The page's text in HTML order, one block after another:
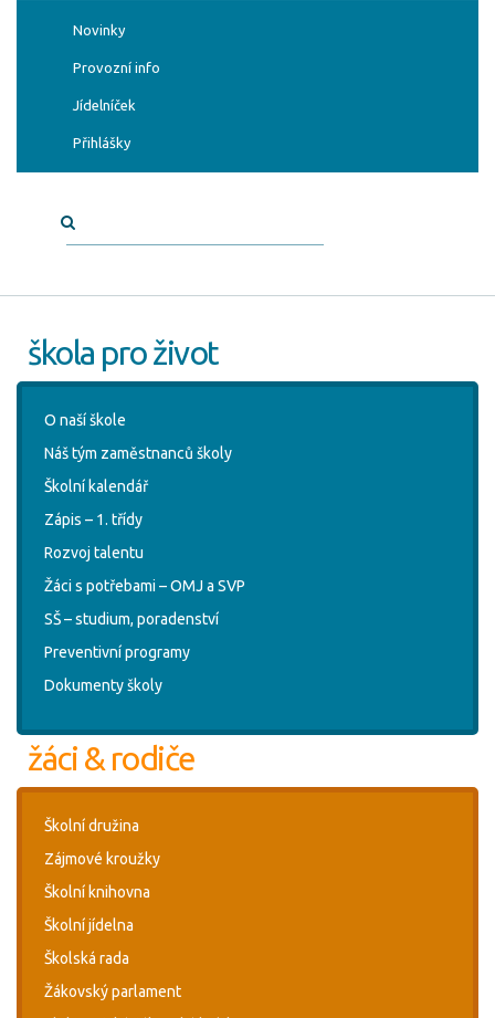
Novinky
Provozní info
Jídelníček
Přihlášky
škola pro život
O naší škole
Náš tým zaměstnanců školy
Školní kalendář
Zápis – 1. třídy
Rozvoj talentu
Žáci s potřebami – OMJ a SVP
SŠ – studium, poradenství
Preventivní programy
Dokumenty školy
žáci & rodiče
Školní družina
Zájmové kroužky
Školní knihovna
Školní jídelna
Školská rada
Žákovský parlament